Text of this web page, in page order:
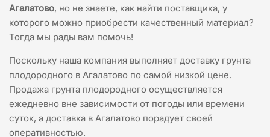
Агалатово, но не знаете, как найти поставщика, у
которого можно приобрести качественный материал?
Тогда мы рады вам помочь!
Поскольку наша компания выполняет доставку грунта
плодородного в Агалатово по самой низкой цене.
Продажа грунта плодородного осуществляется
ежедневно вне зависимости от погоды или времени
суток, а доставка в Агалатово порадует своей
оперативностью.